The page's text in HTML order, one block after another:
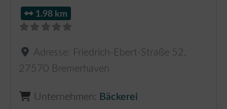
1.98 km
Adresse: Friedrich-Ebert-Straße 52 ,
27570 Bremerhaven
Unternehmen: Bäckerei